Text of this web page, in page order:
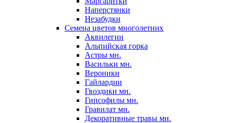
Наперстянки
Незабудки
Семена цветов многолетних
Аквилегии
Альпийская горка
Астры мн.
Васильки мн.
Вероники
Гайлардии
Гвоздики мн.
Гипсофилы мн.
Гравилат мн.
Декоративные травы мн.